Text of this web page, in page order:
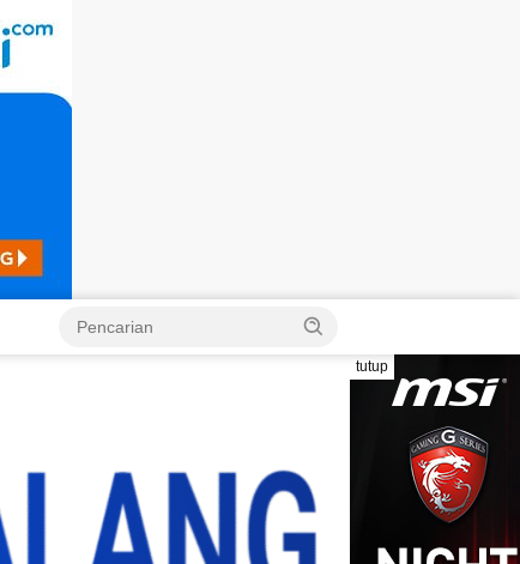
tutup